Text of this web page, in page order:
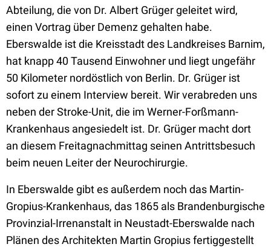
Abteilung, die von Dr. Albert Grüger geleitet wird,
einen Vortrag über Demenz gehalten habe.
Eberswalde ist die Kreisstadt des Landkreises Barnim,
hat knapp 40 Tausend Einwohner und liegt ungefähr
50 Kilometer nordöstlich von Berlin. Dr. Grüger ist
sofort zu einem Interview bereit. Wir verabreden uns
neben der Stroke-Unit, die im Werner-Forßmann-
Krankenhaus angesiedelt ist. Dr. Grüger macht dort
an diesem Freitagnachmittag seinen Antrittsbesuch
beim neuen Leiter der Neurochirurgie.
In Eberswalde gibt es außerdem noch das Martin-
Gropius-Krankenhaus, das 1865 als Brandenburgische
Provinzial-Irrenanstalt in Neustadt-Eberswalde nach
Plänen des Architekten Martin Gropius fertiggestellt